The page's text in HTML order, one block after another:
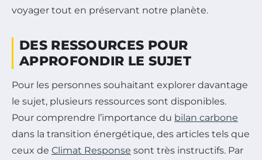
voyager tout en préservant notre planète.
DES RESSOURCES POUR
APPROFONDIR LE SUJET
Pour les personnes souhaitant explorer davantage
le sujet, plusieurs ressources sont disponibles.
Pour comprendre l’importance du bilan carbone
dans la transition énergétique, des articles tels que
ceux de Climat Response sont très instructifs. Par